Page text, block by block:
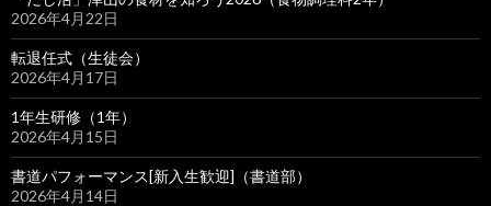
2026年4月22日
転退任式（生徒会）
2026年4月17日
1年生研修（1年）
2026年4月15日
書道パフォーマンス[新入生歓迎]（書道部）
2026年4月14日